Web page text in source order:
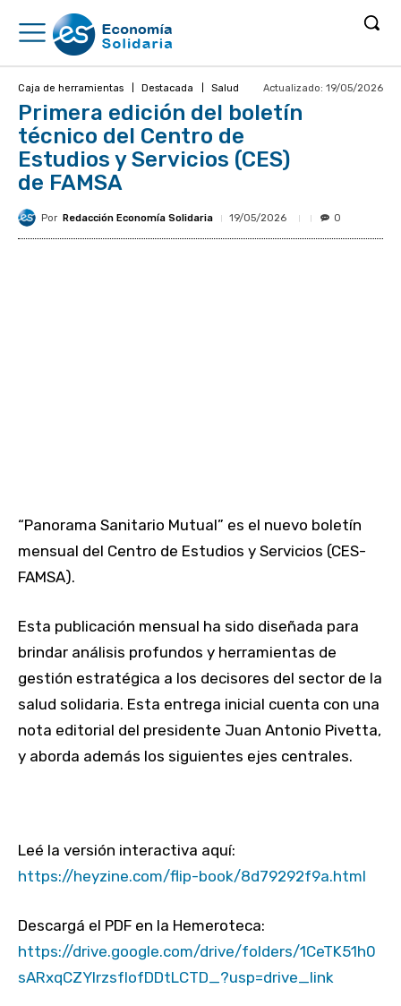
Caja de herramientas Destacada Salud Actualizado: 19/05/2026
Primera edición del boletín
técnico del Centro de
Estudios y Servicios (CES)
de FAMSA
Por Redacción Economía Solidaria 19/05/2026 0
“Panorama Sanitario Mutual” es el nuevo boletín
mensual del Centro de Estudios y Servicios (CES-
FAMSA).
Esta publicación mensual ha sido diseñada para
brindar análisis profundos y herramientas de
gestión estratégica a los decisores del sector de la
salud solidaria. Esta entrega inicial cuenta con una
nota editorial del presidente Juan Antonio Pivetta,
y aborda además los siguientes ejes centrales.
Leé la versión interactiva aquí:
https://heyzine.com/flip-book/8d79292f9a.html
Descargá el PDF en la Hemeroteca:
https://drive.google.com/drive/folders/1CeTK51h0
sARxqCZYIrzsfIofDDtLCTD_?usp=drive_link